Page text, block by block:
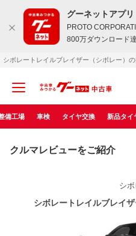
グーネットアプリ
PROTO
800万ダウンロード
シボレートレイルブレイザー（シボレー）
備工場 車検 タイヤ交換 新品タイ
クルマレビューをご紹介
シ
シボレートレイルブレイ